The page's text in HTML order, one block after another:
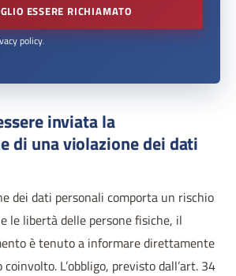
ESSERE RICHIAMATO
policy.
inviata la
di una violazione dei dati
dei dati personali comporta un rischio
le libertà delle persone fisiche, il
è tenuto a informare direttamente
L’obbligo, previsto dall’art. 34